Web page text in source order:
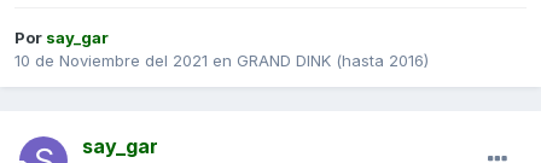
Por say_gar
10 de Noviembre del 2021 en GRAND DINK (hasta 2016)
say_gar